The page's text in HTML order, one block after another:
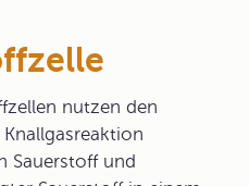
nutzen den
Sauerstoff und